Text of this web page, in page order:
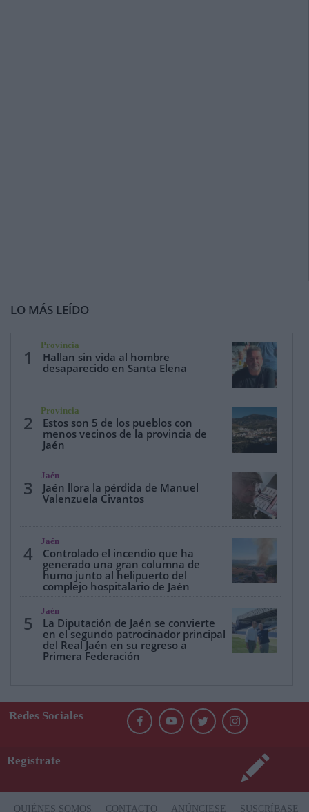
LO MÁS LEÍDO
1
Provincia
Hallan sin vida al hombre
desaparecido en Santa Elena
2
Provincia
Estos son 5 de los pueblos con
menos vecinos de la provincia de
Jaén
3
Jaén
Jaén llora la pérdida de Manuel
Valenzuela Civantos
4
Jaén
Controlado el incendio que ha
generado una gran columna de
humo junto al helipuerto del
complejo hospitalario de Jaén
5
Jaén
La Diputación de Jaén se convierte
en el segundo patrocinador principal
del Real Jaén en su regreso a
Primera Federación
Redes Sociales
Regístrate
QUIÉNES SOMOS CONTACTO ANÚNCIESE SUSCRÍBASE